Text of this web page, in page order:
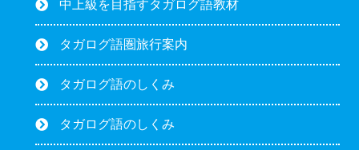
中上級を目指すタガログ語教材
タガログ語圏旅行案内
タガログ語のしくみ
タガログ語のしくみ